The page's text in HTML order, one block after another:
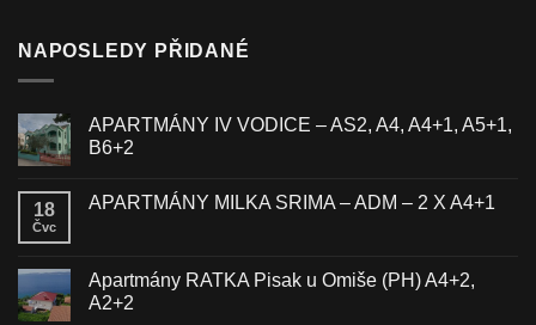
NAPOSLEDY PŘIDANÉ
APARTMÁNY IV VODICE – AS2, A4, A4+1, A5+1,
B6+2
18
Čvc
APARTMÁNY MILKA SRIMA – ADM – 2 X A4+1
Apartmány RATKA Pisak u Omiše (PH) A4+2,
A2+2